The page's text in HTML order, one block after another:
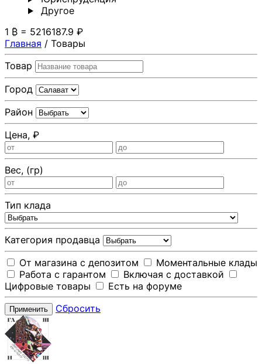
Другoе
1 ₿ = 5216187.9 ₽
Главная / Товары
Товар
Город
Район
Цена, ₽
Вес, (гр)
Тип клада
Категория продавца
От магазина с депозитом
Моментальные клады
Работа с гарантом
Включая с доставкой
Цифровые товары
Есть на форуме
Применить Сбросить